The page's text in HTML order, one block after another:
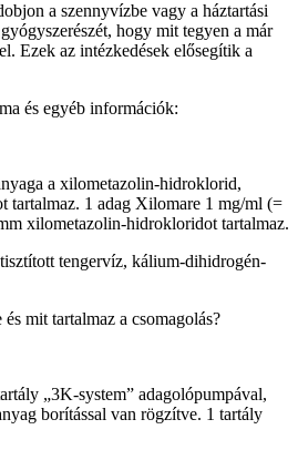
a szennyvízbe vagy a háztartási
hogy mit tegyen a már
Ezek az intézkedések elősegítik a
és egyéb információk:
a xilometazolin-hidroklorid,
tartalmaz. 1 adag Xilomare 1 mg/ml (=
xilometazolin-hidrokloridot tartalmaz.
tengervíz, kálium-dihidrogén-
mit tartalmaz a csomagolás?
„3K-system” adagolópumpával,
borítással van rögzítve. 1 tartály